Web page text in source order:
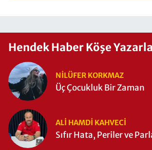
Hendek Haber Köşe
NILÜFER KORKMAZ
Üç Çocukluk Bir Zaman
ALI HAMDI KAHVECİ
Sıfır Hata, Periler ve